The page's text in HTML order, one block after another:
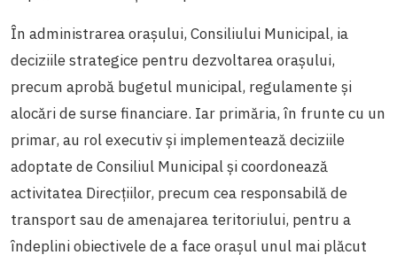
În administrarea orașului, Consiliului Municipal, ia
deciziile strategice pentru dezvoltarea orașului,
precum aprobă bugetul municipal, regulamente și
alocări de surse financiare. Iar primăria, în frunte cu un
primar, au rol executiv și implementează deciziile
adoptate de Consiliul Municipal și coordonează
activitatea Direcțiilor, precum cea responsabilă de
transport sau de amenajarea teritoriului, pentru a
îndeplini obiectivele de a face orașul unul mai plăcut